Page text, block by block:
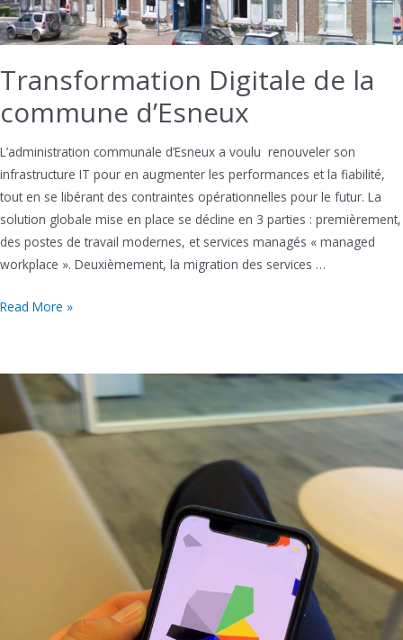
Transformation Digitale de la
commune d’Esneux
L’administration communale d’Esneux a voulu renouveler son
infrastructure IT pour en augmenter les performances et la fiabilité,
tout en se libérant des contraintes opérationnelles pour le futur. La
solution globale mise en place se décline en 3 parties : premièrement,
des postes de travail modernes, et services managés « managed
workplace ». Deuxièmement, la migration des services …
Transformation
la
commune
d’Esneux
Read More »